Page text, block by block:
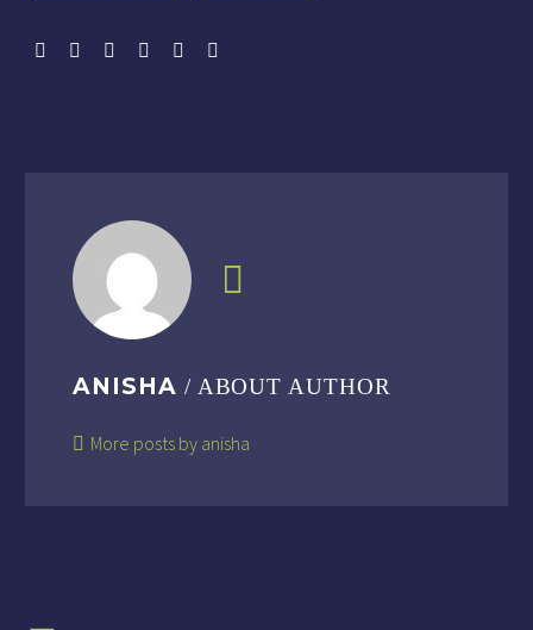
ANISHA / ABOUT AUTHOR
More posts by anisha